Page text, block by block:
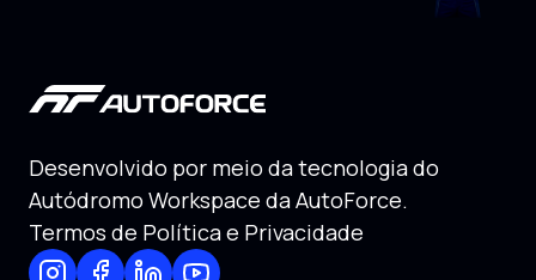
Desenvolvido por meio da tecnologia do
Autódromo Workspace da AutoForce.
Termos de Política e Privacidade